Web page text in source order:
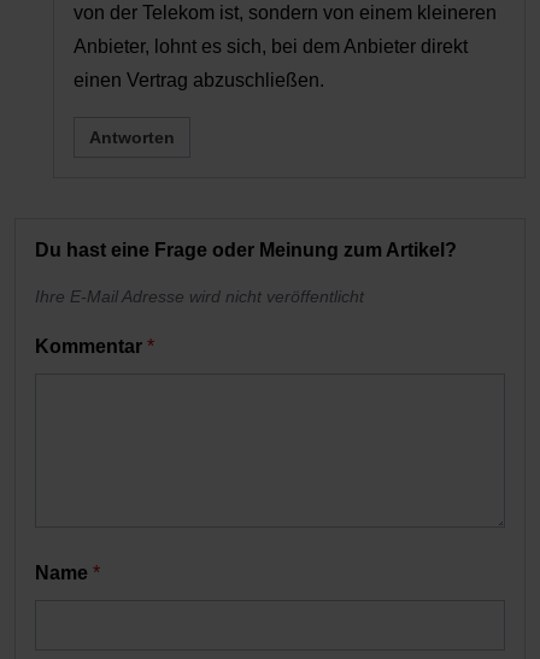
von der Telekom ist, sondern von einem kleineren
Anbieter, lohnt es sich, bei dem Anbieter direkt
einen Vertrag abzuschließen.
Antworten
Du hast eine Frage oder Meinung zum Artikel?
Ihre E-Mail Adresse wird nicht veröffentlicht
Kommentar *
Name *